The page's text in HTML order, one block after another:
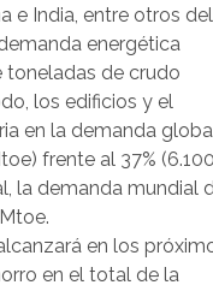
e India, entre otros del
energética
toneladas de crudo
los edificios y el
en la demanda
frente al 37%
la demanda mundial
en los
en el total de la